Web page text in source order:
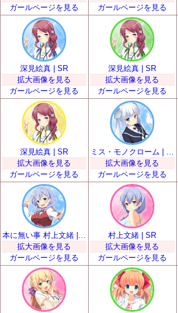
ガールページを見る
ガールページを見る
深見絵真 | SR
拡大画像を見る
ガールページを見る
深見絵真 | SR
拡大画像を見る
ガールページを見る
深見絵真 | SR
拡大画像を見る
ガールページを見る
拡大画像を見る
ガールページを見る
拡大画像を見る
ガールページを見る
村上文緒 | SR
拡大画像を見る
ガールページを見る